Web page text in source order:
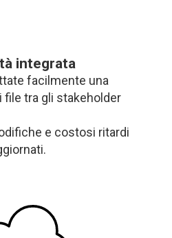
integrata
facilmente una
file tra gli stakeholder
e costosi ritardi